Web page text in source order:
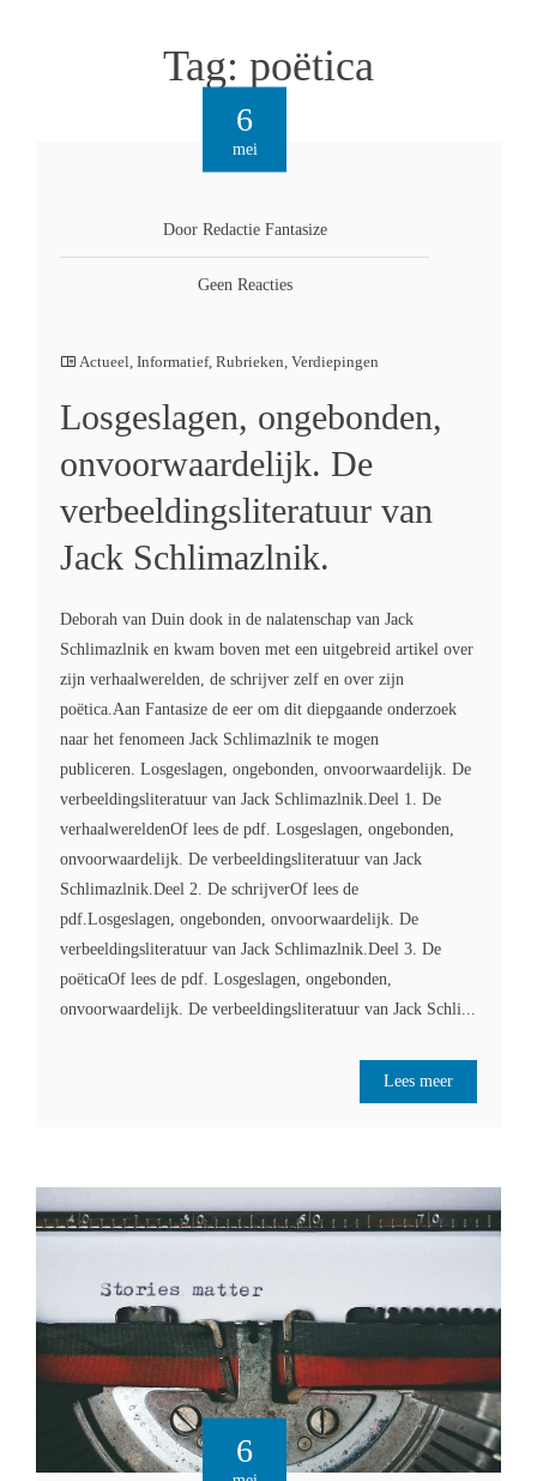
Tag: poëtica
6
mei
Door Redactie Fantasize
Geen Reacties
Actueel, Informatief, Rubrieken, Verdiepingen
Losgeslagen, ongebonden,
onvoorwaardelijk. De
verbeeldingsliteratuur van
Jack Schlimazlnik.
Deborah van Duin dook in de nalatenschap van Jack
Schlimazlnik en kwam boven met een uitgebreid artikel over
zijn verhaalwerelden, de schrijver zelf en over zijn
poëtica.Aan Fantasize de eer om dit diepgaande onderzoek
naar het fenomeen Jack Schlimazlnik te mogen
publiceren. Losgeslagen, ongebonden, onvoorwaardelijk. De
verbeeldingsliteratuur van Jack Schlimazlnik.Deel 1. De
verhaalwereldenOf lees de pdf. Losgeslagen, ongebonden,
onvoorwaardelijk. De verbeeldingsliteratuur van Jack
Schlimazlnik.Deel 2. De schrijverOf lees de
pdf.Losgeslagen, ongebonden, onvoorwaardelijk. De
verbeeldingsliteratuur van Jack Schlimazlnik.Deel 3. De
poëticaOf lees de pdf. Losgeslagen, ongebonden,
onvoorwaardelijk. De verbeeldingsliteratuur van Jack Schli...
Lees meer
6